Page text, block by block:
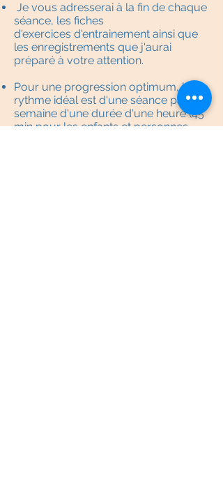
Je vous adresserai à la fin de chaque
séance, les fiches
d'exercices d'entrainement ainsi que
les enregistrements que j'aurai
préparé à votre attention.
Pour une progression optimum, le
rythme idéal est d'une séance par
semaine d'une durée d'une heure (45
min pour les enfants et personnes